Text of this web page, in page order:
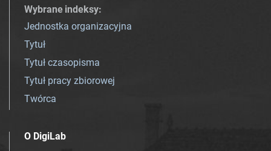
Wybrane indeksy:
Jednostka organizacyjna
Tytuł
Tytuł czasopisma
Tytuł pracy zbiorowej
Twórca
O DigiLab